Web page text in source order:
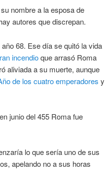
nombre a la esposa de
autores que discrepan.
68. Ese día se quitó la vida
incendioque arrasó Roma
aliviada a su muerte, aunque
de los cuatro emperadores y
junio del 455 Roma fue
lo que sería uno de sus
apelando no a sus horas